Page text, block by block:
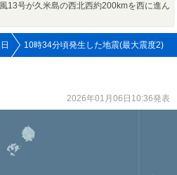
13号が久米島の西北西約200kmを西に進ん
10時34分頃発生した地震(最大震度2)
2026年01月06日10:36発表